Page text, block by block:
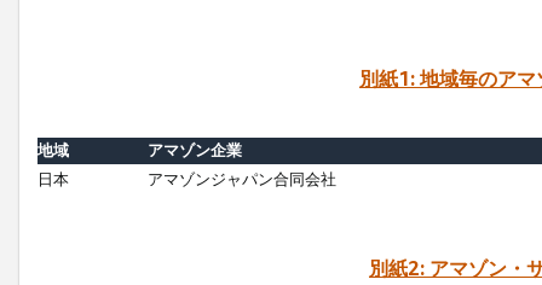
別紙1: 地域毎のア
地域
アマゾン企業
日本
アマゾンジャパン合同会社
別紙2: アマゾン・